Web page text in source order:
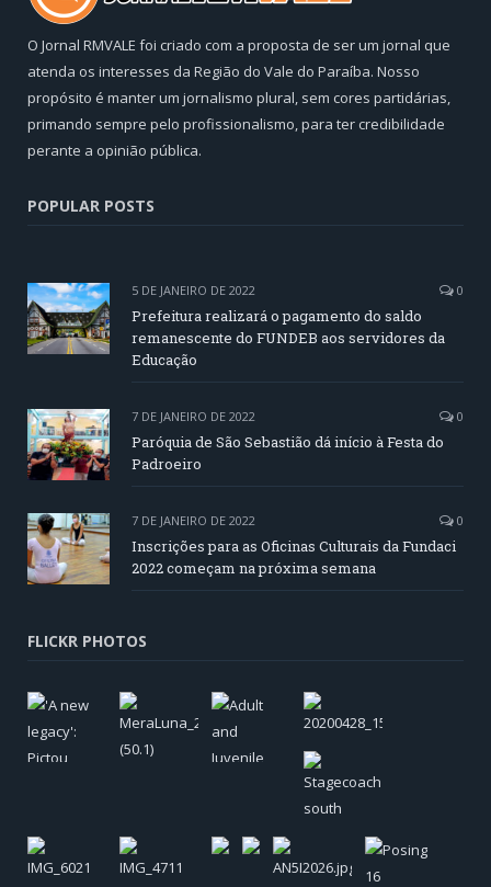
O Jornal RMVALE foi criado com a proposta de ser um jornal que
atenda os interesses da Região do Vale do Paraíba. Nosso
propósito é manter um jornalismo plural, sem cores partidárias,
primando sempre pelo profissionalismo, para ter credibilidade
perante a opinião pública.
POPULAR POSTS
5 DE JANEIRO DE 2022 0
Prefeitura realizará o pagamento do saldo
remanescente do FUNDEB aos servidores da
Educação
7 DE JANEIRO DE 2022 0
Paróquia de São Sebastião dá início à Festa do
Padroeiro
7 DE JANEIRO DE 2022 0
Inscrições para as Oficinas Culturais da Fundaci
2022 começam na próxima semana
FLICKR PHOTOS